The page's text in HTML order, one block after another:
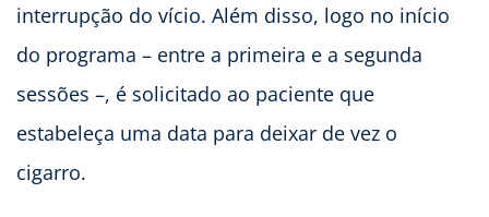
interrupção do vício. Além disso, logo no início
do programa – entre a primeira e a segunda
sessões –, é solicitado ao paciente que
estabeleça uma data para deixar de vez o
cigarro.